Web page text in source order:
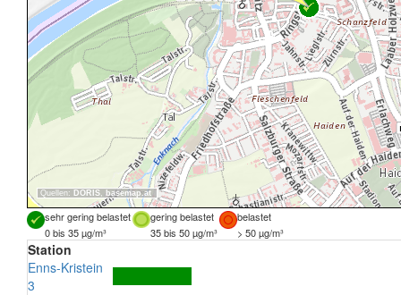
Quellen: DORIS, basemap.at
sehr gering belastet gering belastet
belastet
0 bis 35 µg/m³
35 bis 50 µg/m³ > 50 µg/m³
Station
Enns-Kristein
3